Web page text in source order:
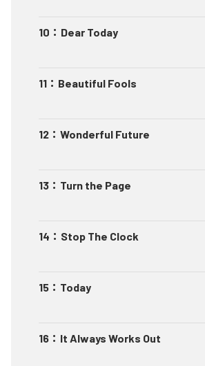
10 ： Dear Today
11 ： Beautiful Fools
12 ： Wonderful Future
13 ： Turn the Page
14 ： Stop The Clock
15 ： Today
16 ： It Always Works Out